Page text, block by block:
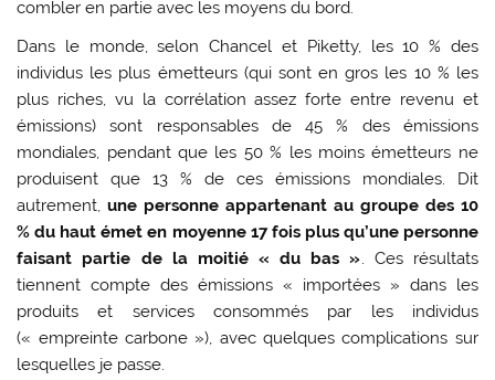
combler en partie avec les moyens du bord.
Dans le monde, selon Chancel et Piketty, les 10 % des
individus les plus émetteurs (qui sont en gros les 10 % les
plus riches, vu la corrélation assez forte entre revenu et
émissions) sont responsables de 45 % des émissions
mondiales, pendant que les 50 % les moins émetteurs ne
produisent que 13 % de ces émissions mondiales. Dit
autrement,une personne appartenant au groupe des 10
% du haut émet en moyenne 17 fois plus qu’une personne
faisant partie de la moitié « du bas ». Ces résultats
tiennent compte des émissions « importées » dans les
produits et services consommés par les individus
(« empreinte carbone »), avec quelques complications sur
lesquelles je passe.